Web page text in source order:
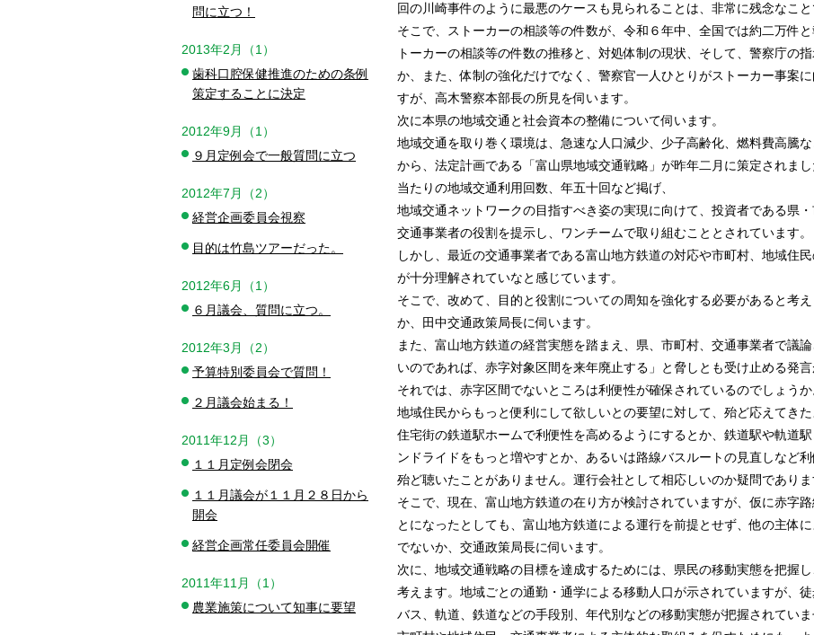
回の川崎事件のように最悪のケースも見られることは、非常に残念なこと
そこで、ストーカーの相談等の件数が、令和６年中、全国では約二万件
トーカーの相談等の件数の推移と、対処体制の現状、そして、警察庁の
か、また、体制の強化だけでなく、警察官一人ひとりがストーカー事案
すが、高木警察本部長の所見を伺います。
次に本県の地域交通と社会資本の整備について伺います。
地域交通を取り巻く環境は、急速な人口減少、少子高齢化、燃料費高騰
から、法定計画である「富山県地域交通戦略」が昨年二月に策定されま
当たりの地域交通利用回数、年五十回など掲げ、
地域交通ネットワークの目指すべき姿の実現に向けて、投資者である県
交通事業者の役割を提示し、ワンチームで取り組むこととされています。
しかし、最近の交通事業者である富山地方鉄道の対応や市町村、地域住
が十分理解されていなと感じています。
そこで、改めて、目的と役割についての周知を強化する必要があると考
か、田中交通政策局長に伺います。
また、富山地方鉄道の経営実態を踏まえ、県、市町村、交通事業者で議
いのであれば、赤字対象区間を来年廃止する」と脅しとも受け止める発言
それでは、赤字区間でないところは利便性が確保されているのでしょうか
地域住民からもっと便利にして欲しいとの要望に対して、殆ど応えてきた
住宅街の鉄道駅ホームで利便性を高めるようにするとか、鉄道駅や軌道
ンドライドをもっと増やすとか、あるいは路線バスルートの見直しなど
殆ど聴いたことがありません。運行会社として相応しいのか疑問でありま
そこで、現在、富山地方鉄道の在り方が検討されていますが、仮に赤字
とになったとしても、富山地方鉄道による運行を前提とせず、他の主体
でないか、交通政策局長に伺います。
次に、地域交通戦略の目標を達成するためには、県民の移動実態を把握
考えます。地域ごとの通勤・通学による移動人口が示されていますが、
バス、軌道、鉄道などの手段別、年代別などの移動実態が把握されていま
問に立つ！
2013年2月（1）
歯科口腔保健推進のための条例
策定することに決定
2012年9月（1）
９月定例会で一般質問に立つ
2012年7月（2）
経営企画委員会視察
目的は竹島ツアーだった。
2012年6月（1）
６月議会、質問に立つ。
2012年3月（2）
予算特別委員会で質問！
２月議会始まる！
2011年12月（3）
１１月定例会閉会
１１月議会が１１月２８日から
開会
経営企画常任委員会開催
2011年11月（1）
農業施策について知事に要望